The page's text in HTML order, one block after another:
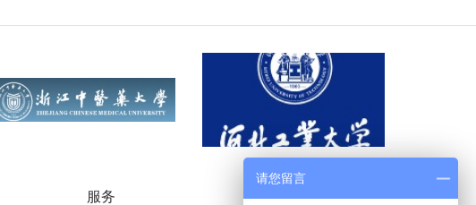
服务 微信公众号
请您留言